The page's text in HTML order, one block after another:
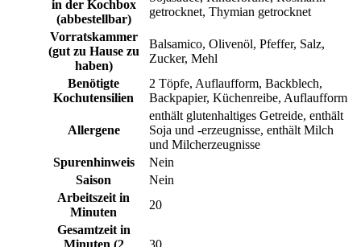
in der Kochbox
(abbestellbar)
getrocknet, Thymian getrocknet
Vorratskammer
(gut zu Hause zu
haben)
Balsamico, Olivenöl, Pfeffer, Salz,
Zucker, Mehl
Benötigte
Kochutensilien
2 Töpfe, Auflaufform, Backblech,
Backpapier, Küchenreibe, Auflaufform
Allergene
enthält glutenhaltiges Getreide, enthält
Soja und -erzeugnisse, enthält Milch
und Milcherzeugnisse
Spurenhinweis
Nein
Saison
Nein
Arbeitszeit in
Minuten
20
Gesamtzeit in